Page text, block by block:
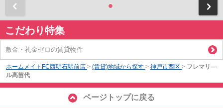
こだわり特集
敷金・礼金ゼロの賃貸物件
ホームメイトFC西明石駅前店 > (賃貸)地域から探す > 神戸市西区 > フレマリ―
ル高苗代
ページトップに戻る